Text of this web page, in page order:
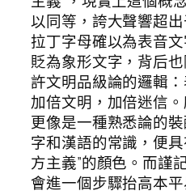
以同等，誇大聲響超
拉丁字母確以為表音
貶為象形文字，背后
許文明品級論的邏輯
加倍文明，加倍迷信
更像是一種熟悉論的
字和漢語的常識，便
方主義”的顏色。而謹
會進一個步驟抬高本